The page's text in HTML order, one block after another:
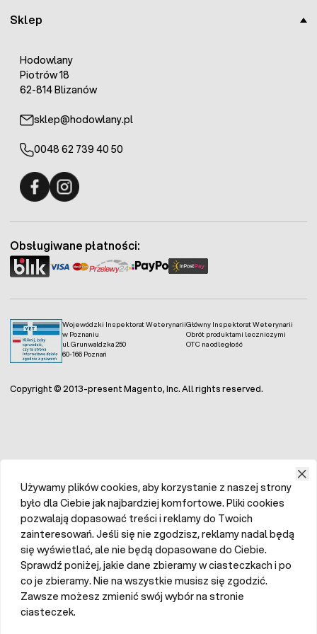
Sklep
Hodowlany
Piotrów 18
62-814 Blizanów
sklep@hodowlany.pl
0048 62 739 40 50
Wojewódzki Inspektorat Weterynarii
w Poznaniu
ul. Grunwaldzka 250
60-166 Poznań
Główny Inspektorat Weterynarii
Obrót produktami leczniczymi
OTC na odległość
Obsługiwane płatności:
Copyright © 2013-present Magento, Inc. All rights reserved.
Używamy plików cookies, aby korzystanie z naszej strony
było dla Ciebie jak najbardziej komfortowe. Pliki cookies
pozwalają dopasować treści i reklamy do Twoich
zainteresowań. Jeśli się nie zgodzisz, reklamy nadal będą
się wyświetlać, ale nie będą dopasowane do Ciebie.
Sprawdź poniżej, jakie dane zbieramy w ciasteczkach i po
co je zbieramy. Nie na wszystkie musisz się zgodzić.
Zawsze możesz zmienić swój wybór na stronie
ciasteczek.